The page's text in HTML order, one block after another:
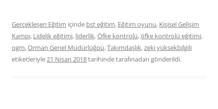
Gerçekleşen Eğitim içinde bst eğitim, Eğitim oyunu, Kişisel Gelişim
Kampı, Lidelik eğitimi, liderlik,Öfke kontrolü,öfke kontrolü eğitimi,
ogm,Orman Genel Müdürlüğpü,Takımdaşlık,zeki yüksekbilgili
etiketleriyle21 Nisan 2018tarihindetarafınadan gönderildi.